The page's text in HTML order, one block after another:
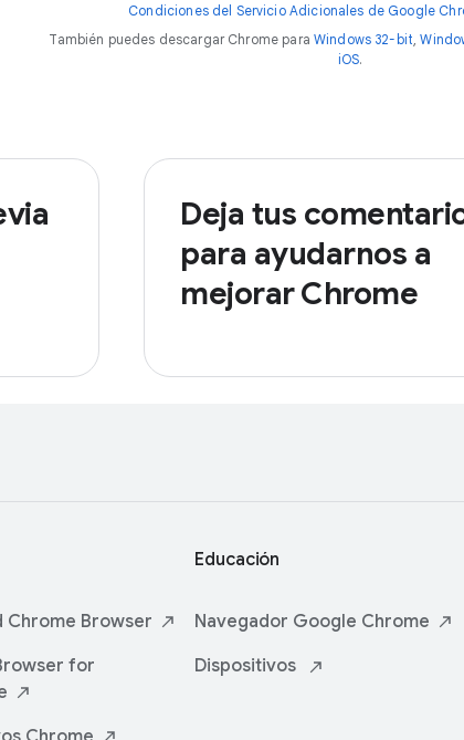
Condiciones del Servicio Adicionales de Google
También puedes descargar Chrome para Windows 32-bit,
iOS.
Deja tus
para ayudarnos a
mejorar Chrome
Chrome Browser
for
Educación
Navegador Google Chrome
Dispositivos